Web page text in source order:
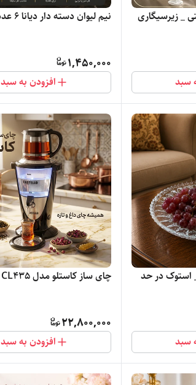
زیرسیگاری کریستال جفتی _ زیرسیگاری
سبد
نیم لیوان دسته دار دیانا ۶ عددی
1,450,000
افزودن به سبد
استوک در حد
سبد
چای ساز کاستلو مدل CL435
22,800,000
افزودن به سبد